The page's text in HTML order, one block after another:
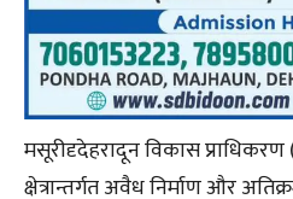
मसूरीदृदेहरादून विकास प्राधिकरण
क्षेत्रान्तर्गत अवैध निर्माण और